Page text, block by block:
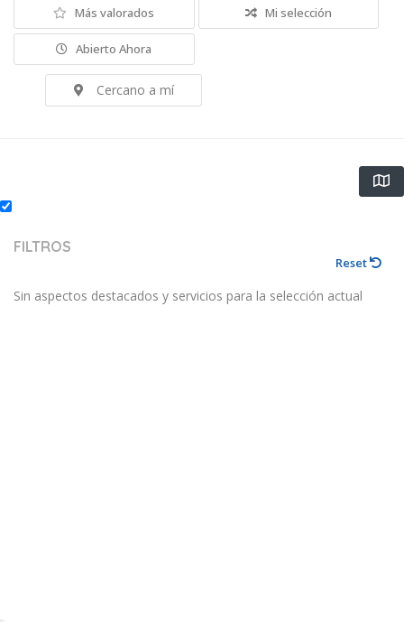
Más valorados Mi selección
Abierto Ahora
Cercano a mí
FILTROS
Reset
Sin aspectos destacados y servicios para la selección actual